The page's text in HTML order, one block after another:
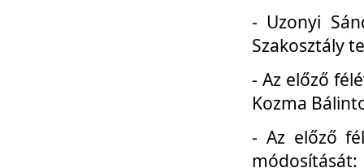
- Uzonyi
Szakosztály
- Az előző
Kozma
- Az előző